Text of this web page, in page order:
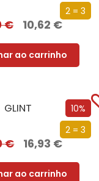
2 = 3
€ 10,62 €
ao carrinho
10%
2 = 3
GLINT
€ 16,93 €
ao carrinho